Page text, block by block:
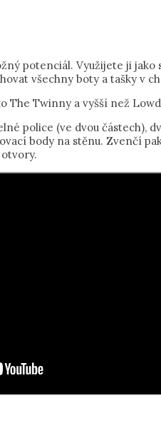
potenciál. Využijete ji jako
všechny boty a tašky v
The Twinny a vyšší než
police (ve dvou částech),
body na stěnu. Zvenčí